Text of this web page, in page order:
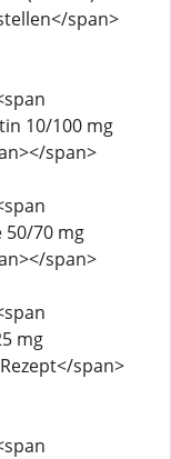
span>
10/100 mg
span>
50/70 mg
span>
mg
span>